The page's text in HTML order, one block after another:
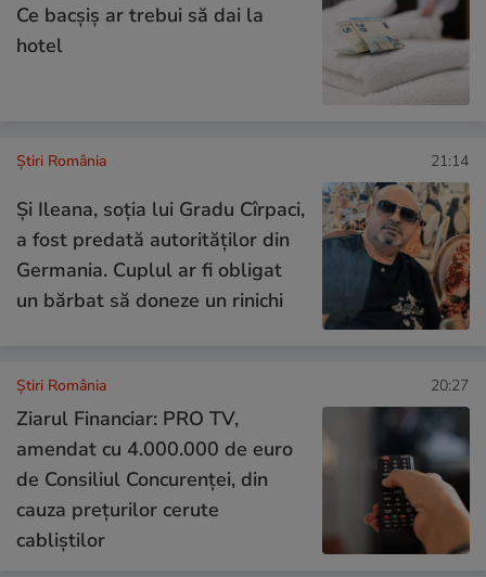
Ce bacşiş ar trebui să dai la
hotel
Știri România 21:14
Și Ileana, soţia lui Gradu Cîrpaci,
a fost predată autorităţilor din
Germania. Cuplul ar fi obligat
un bărbat să doneze un rinichi
Știri România 20:27
Ziarul Financiar: PRO TV,
amendat cu 4.000.000 de euro
de Consiliul Concurenței, din
cauza prețurilor cerute
cabliștilor